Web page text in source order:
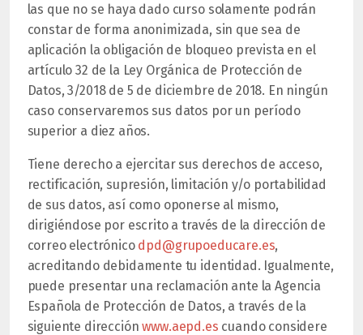
las que no se haya dado curso solamente podrán
constar de forma anonimizada, sin que sea de
aplicación la obligación de bloqueo prevista en el
artículo 32 de la Ley Orgánica de Protección de
Datos, 3/2018 de 5 de diciembre de 2018. En ningún
caso conservaremos sus datos por un período
superior a diez años.
Tiene derecho a ejercitar sus derechos de acceso,
rectificación, supresión, limitación y/o portabilidad
de sus datos, así como oponerse al mismo,
dirigiéndose por escrito a través de la dirección de
correo electrónico dpd@grupoeducare.es,
acreditando debidamente tu identidad. Igualmente,
puede presentar una reclamación ante la Agencia
Española de Protección de Datos, a través de la
siguiente direcciónwww.aepd.es cuando considere